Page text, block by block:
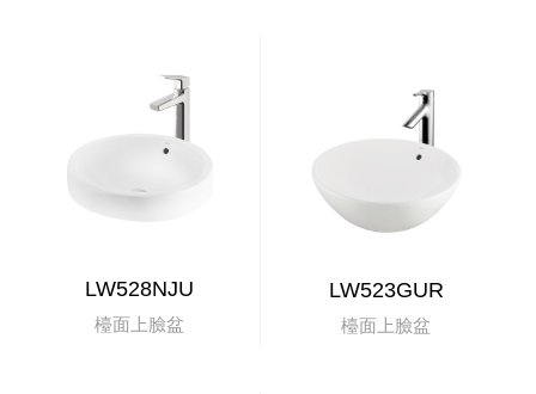
LW528NJU
檯面上臉盆
LW523GUR
檯面上臉盆